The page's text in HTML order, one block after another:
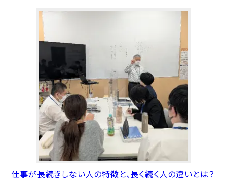
仕事が長続きしない人の特徴と、長く続く人の違いとは？